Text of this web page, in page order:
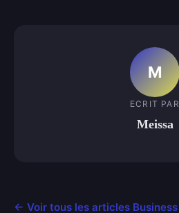
M
ECRIT PAR
Meissa
← Voir tous les articles Business